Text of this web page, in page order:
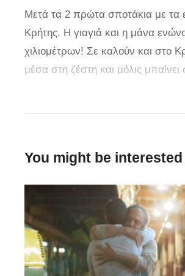
Μετά τα 2 πρώτα σποτάκια με τα
Κρήτης. Η γιαγιά και η μάνα
χιλιομέτρων! Σε καλούν και στο
μέσα στη ζέστη και μόλις
Στην Κρήτη τη ρακή την έχουν
προς μίμηση για την ενασχόληση
Ημιμαραθώνιο Κρήτης στις
αγώνα μπορείτε να βρείτε στο
You might be